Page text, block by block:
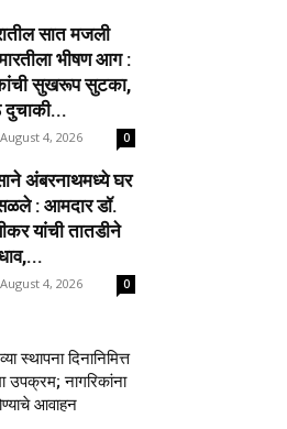
सात मजली
भीषण आग :
सुखरूप सुटका,
August 4, 2026 0
अंबरनाथमध्ये घर
: आमदार डॉ.
यांची तातडीने
August 4, 2026 0
स्थापना दिनानिमित्त
उपक्रम; नागरिकांना
आवाहन